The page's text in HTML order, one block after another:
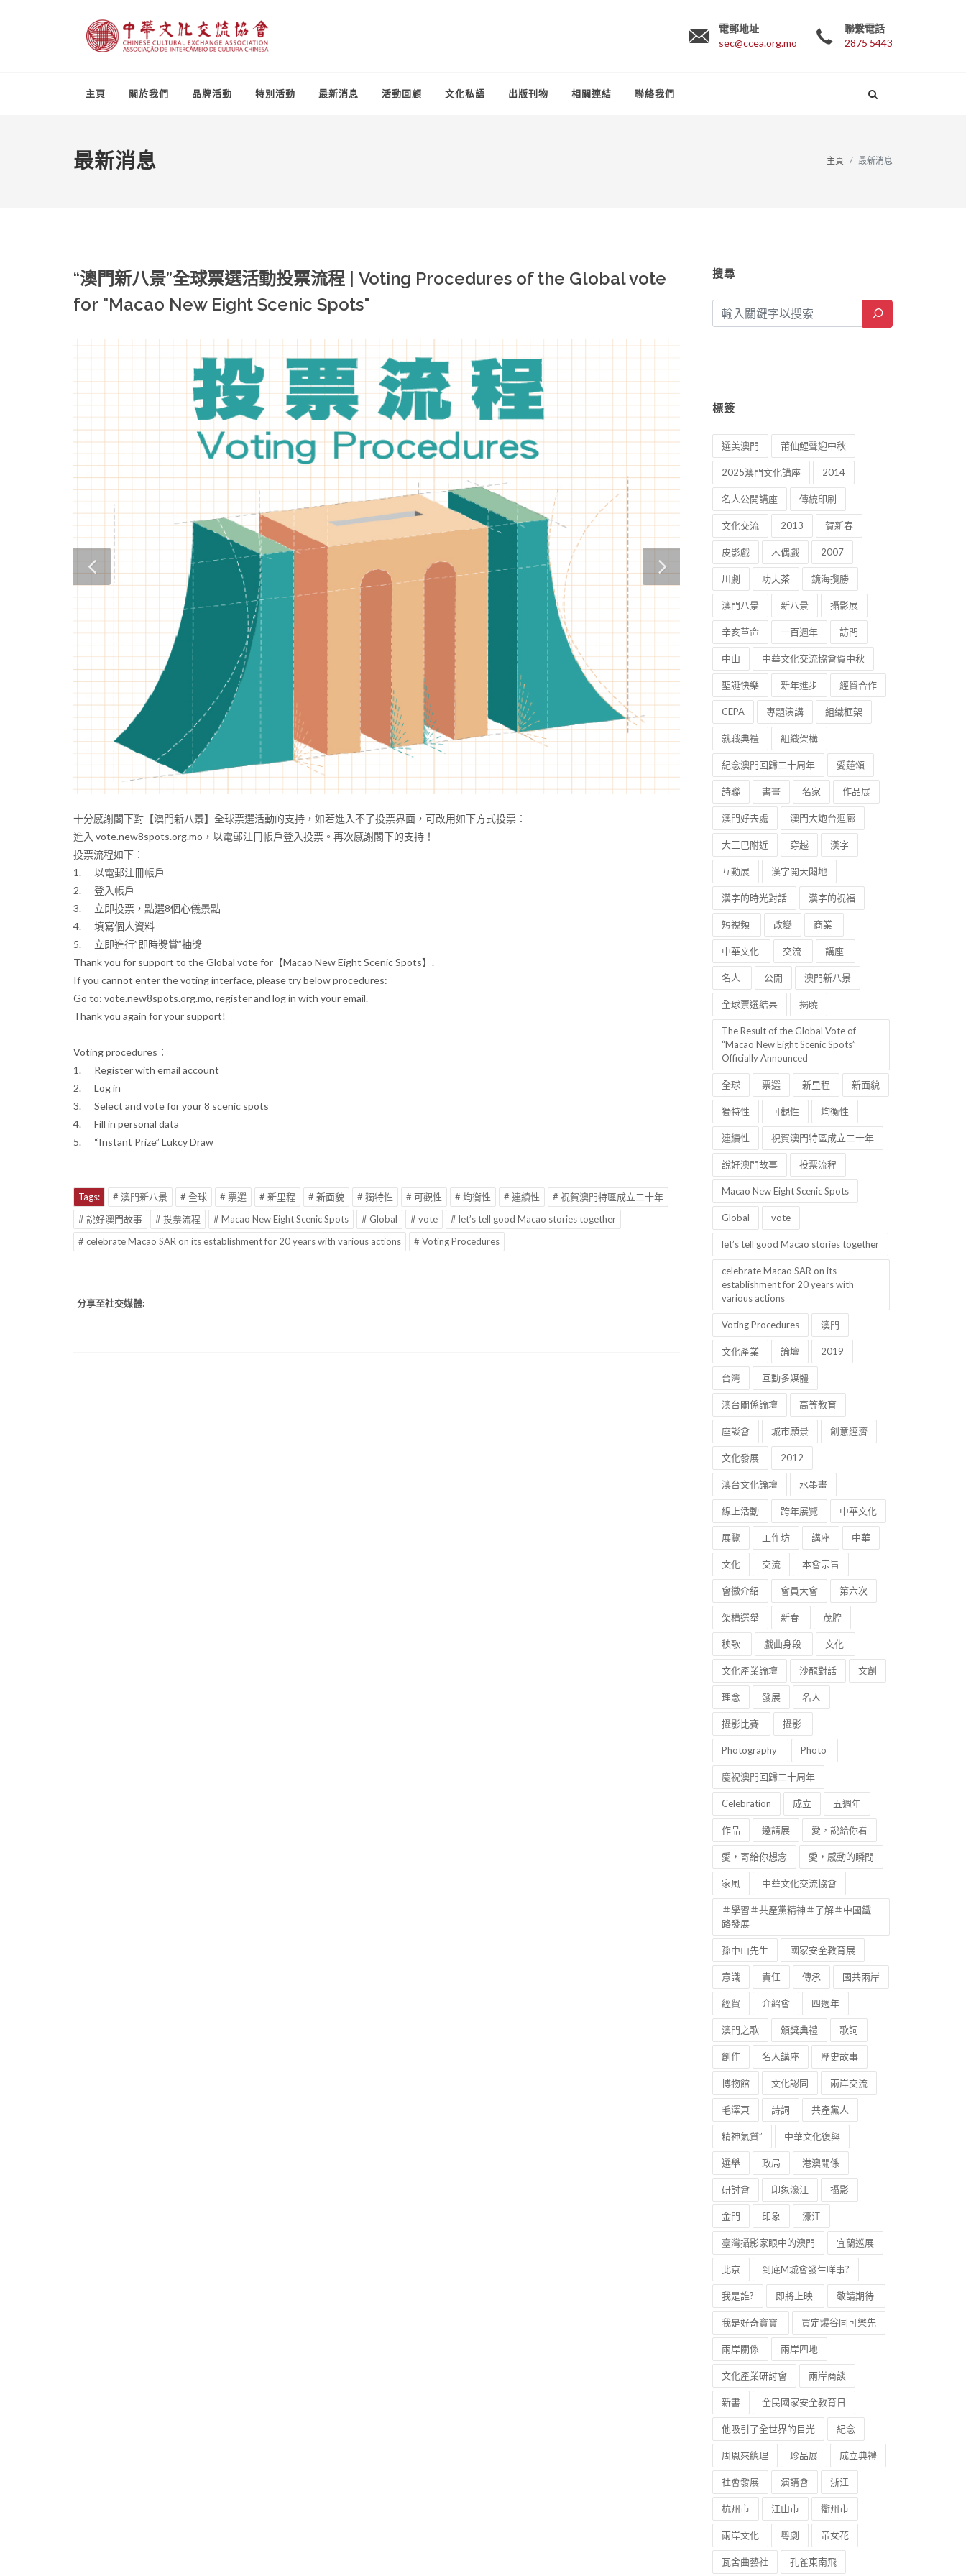
電郵地址
sec@ccea.org.mo
聯繫電話
2875 5443
主頁 關於我們 品牌活動 特別活動 最新消息 活動回顧 文化私語 出版刊物 相關連結 聯絡我們
最新消息 主頁 最新消息
“澳門新八景”全球票選活動投票流程 | Voting Procedures of the Global vote
for "Macao New Eight Scenic Spots"
十分感謝閣下對【澳門新八景】全球票選活動的支持，如若進入不了投票界面，可改用如下方式投票：
進入 vote.new8spots.org.mo，以電郵注冊帳戶登入投票。再次感謝閣下的支持！
投票流程如下：
1. 以電郵注冊帳戶
2. 登入帳戶
3. 立即投票，點選8個心儀景點
4. 填寫個人資料
5. 立即進行”即時獎賞”抽獎
Thank you for support to the Global vote for【Macao New Eight Scenic Spots】.
If you cannot enter the voting interface, please try below procedures:
Go to: vote.new8spots.org.mo, register and log in with your email.
Thank you again for your support!
Voting procedures：
1. Register with email account
2. Log in
3. Select and vote for your 8 scenic spots
4. Fill in personal data
5. “Instant Prize” Lukcy Draw
Tags: # 澳門新八景 # 全球 # 票選 # 新里程 # 新面貌 # 獨特性 # 可觀性 # 均衡性 # 連續性
# 祝賀澳門特區成立二十年
# 說好澳門故事
# 投票流程 # Macao New Eight Scenic Spots # Global # vote
# let’s tell good Macao stories together
# celebrate Macao SAR on its establishment for 20 years with various actions
# Voting Procedures
分享至社交媒體:
搜尋
標簽
選美澳門 莆仙鯉聲迎中秋
2025澳門文化講座 2014
名人公開講座 傳統印刷
文化交流 2013 賀新春
皮影戲 木偶戲 2007
川劇 功夫茶 鏡海攬勝
澳門八景 新八景 攝影展
辛亥革命 一百週年 訪問
中山 中華文化交流協會賀中秋
聖誕快樂 新年進步 經貿合作
CEPA 專題演講 組織框架
就職典禮 組織架構
紀念澳門回歸二十周年 愛蓮頌
詩聯 書畫 名家 作品展
澳門好去處 澳門大炮台迴廊
大三巴附近 穿越 漢字
互動展 漢字開天闢地
漢字的時光對話 漢字的祝福
短視頻 改變 商業
中華文化 交流 講座
名人 公開 澳門新八景
全球票選結果 揭曉
The Result of the Global Vote of
“Macao New Eight Scenic Spots”
Officially Announced
全球 票選 新里程 新面貌
獨特性 可觀性 均衡性
連續性 祝賀澳門特區成立二十年
說好澳門故事 投票流程
Macao New Eight Scenic Spots
Global vote
let’s tell good Macao stories together
celebrate Macao SAR on its
establishment for 20 years with
various actions
Voting Procedures 澳門
文化產業 論壇 2019
台灣 互動多媒體
澳台關係論壇 高等教育
座談會 城市願景 創意經濟
文化發展 2012
澳台文化論壇 水墨畫
線上活動 跨年展覽 中華文化
展覽 工作坊 講座 中華
文化 交流 本會宗旨
會徽介紹 會員大會 第六次
架構選舉 新春 茂腔
秧歌 戲曲身段 文化
文化產業論壇 沙龍對話 文創
理念 發展 名人
攝影比賽 攝影
Photography Photo
慶祝澳門回歸二十周年
Celebration 成立 五週年
作品 邀請展 愛，說給你看
愛，寄給你想念 愛，感動的瞬間
家風 中華文化交流協會
＃學習＃共產黨精神＃了解＃中國鐵
路發展
孫中山先生 國家安全教育展
意識 責任 傳承 國共兩岸
經貿 介紹會 四週年
澳門之歌 頒獎典禮 歌詞
創作 名人講座 歷史故事
博物館 文化認同 兩岸交流
毛澤東 詩詞 共產黨人
精神氣質” 中華文化復興
選舉 政局 港澳關係
研討會 印象濠江 攝影
金門 印象 濠江
臺灣攝影家眼中的澳門 宜蘭巡展
北京 到底M城會發生咩事?
我是誰? 即將上映 敬請期待
我是好奇寶寶 買定爆谷同可樂先
兩岸關係 兩岸四地
文化產業研討會 兩岸商談
新書 全民國家安全教育日
他吸引了全世界的目光 紀念
周恩來總理 珍品展 成立典禮
社會發展 演講會 浙江
杭州市 江山市 衢州市
兩岸文化 粵劇 帝女花
瓦舍曲藝社 孔雀東南飛